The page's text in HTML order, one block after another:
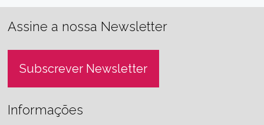
Assine a nossa Newsletter
Subscrever Newsletter
Informações